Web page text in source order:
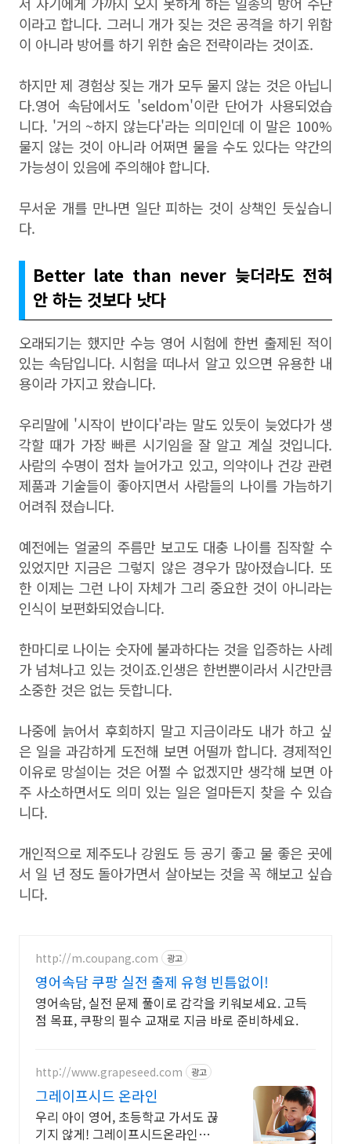
이라고 합니다. 그러니 개가 짖는 것은 공격을 하기 위함
이 아니라 방어를 하기 위한 숨은 전략이라는 것이죠.
하지만 제 경험상 짖는 개가 모두 물지 않는 것은 아닙니
다.영어 속담에서도 'seldom'이란 단어가 사용되었습
니다. '거의 ~하지 않는다'라는 의미인데 이 말은 100%
물지 않는 것이 아니라 어쩌면 물을 수도 있다는 약간의
가능성이 있음에 주의해야 합니다.
무서운 개를 만나면 일단 피하는 것이 상책인 듯싶습니
다.
Better late than never 늦더라도 전혀
안 하는 것보다 낫다
오래되기는 했지만 수능 영어 시험에 한번 출제된 적이
있는 속담입니다. 시험을 떠나서 알고 있으면 유용한 내
용이라 가지고 왔습니다.
우리말에 '시작이 반이다'라는 말도 있듯이 늦었다가 생
각할 때가 가장 빠른 시기임을 잘 알고 계실 것입니다.
사람의 수명이 점차 늘어가고 있고, 의약이나 건강 관련
제품과 기술들이 좋아지면서 사람들의 나이를 가늠하기
어려줘 졌습니다.
예전에는 얼굴의 주름만 보고도 대충 나이를 짐작할 수
있었지만 지금은 그렇지 않은 경우가 많아졌습니다. 또
한 이제는 그런 나이 자체가 그리 중요한 것이 아니라는
인식이 보편화되었습니다.
한마디로 나이는 숫자에 불과하다는 것을 입증하는 사례
가 넘쳐나고 있는 것이죠.인생은 한번뿐이라서 시간만큼
소중한 것은 없는 듯합니다.
나중에 늙어서 후회하지 말고 지금이라도 내가 하고 싶
은 일을 과감하게 도전해 보면 어떨까 합니다. 경제적인
이유로 망설이는 것은 어쩔 수 없겠지만 생각해 보면 아
주 사소하면서도 의미 있는 일은 얼마든지 찾을 수 있습
니다.
개인적으로 제주도나 강원도 등 공기 좋고 물 좋은 곳에
서 일 년 정도 돌아가면서 살아보는 것을 꼭 해보고 싶습
니다.
http://m.coupang.com 광고
영어속담 쿠팡 실전 출제 유형 빈틈없이!
영어속담, 실전 문제 풀이로 감각을 키워보세요. 고득
점 목표, 쿠팡의 필수 교재로 지금 바로 준비하세요.
http://www.grapeseed.com 광고
그레이프시드 온라인
우리 아이 영어, 초등학교 가서도 끊
기지 않게! 그레이프시드온라인해